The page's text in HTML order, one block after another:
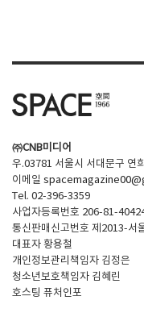
㈜CNB미디어
우.03781 서울시 서대문구 연
이메일
Tel. 02-396-3359
사업자등록번호 206-81-
통신판매신고번호 제2013-서
대표자 황용철
개인정보관리책임자 김정은
청소년보호책임자 김혜린
호스팅 퓨처인포